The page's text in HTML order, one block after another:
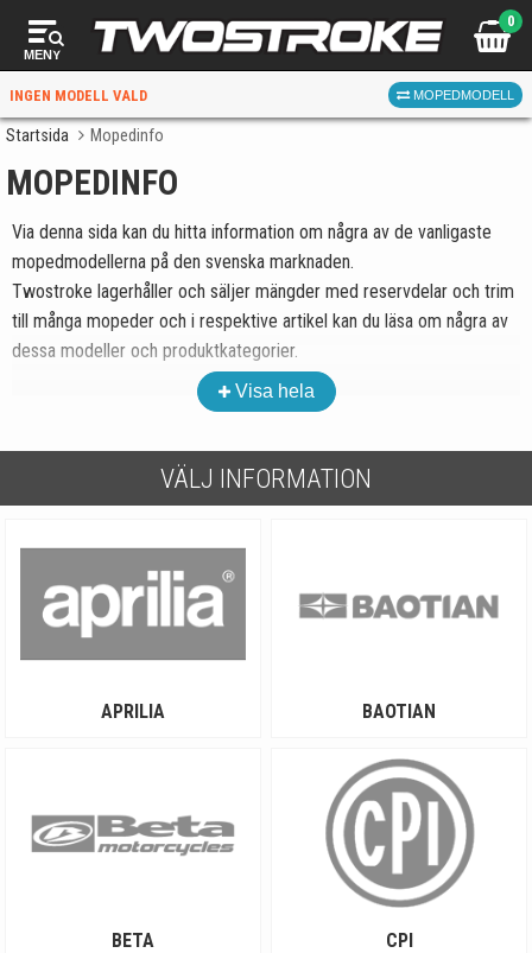
MENY
0
INGEN MODELL VALD MOPEDMODELL
VÄLJ MOPED
VÄLJ
När du valt kommer butiken visa delar för vald moped
och universella produkter.
Startsida Mopedinfo
MOPEDINFO
Via denna sida kan du hitta information om några av de vanligaste
mopedmodellerna på den svenska marknaden.
Twostroke lagerhåller och säljer mängder med reservdelar och trim
till många mopeder och i respektive artikel kan du läsa om några av
dessa modeller och produktkategorier.
hittar du modellväljaren, där du alltså väljer din
filtreras delar som inte passar bort ur shopen. Dock så visas även
Visa hela
VÄLJ INFORMATION
APRILIA BAOTIAN
BETA CPI